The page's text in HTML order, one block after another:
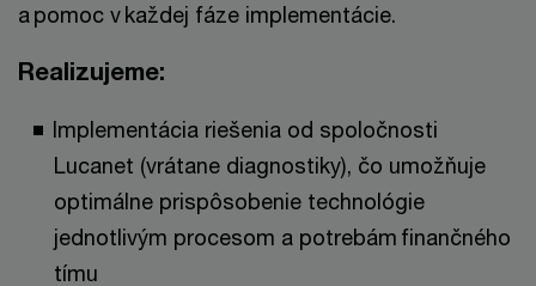
a pomoc v každej fáze implementácie.
Realizujeme:
Implementácia riešenia od spoločnosti
Lucanet (vrátane diagnostiky), čo umožňuje
optimálne prispôsobenie technológie
jednotlivým procesom a potrebám finančného
tímu